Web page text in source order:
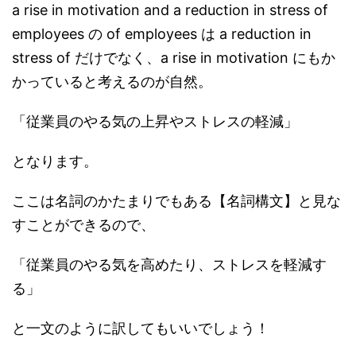
a rise in motivation and a reduction in stress of
employees の of employees は a reduction in
stress of だけでなく、a rise in motivation にもか
かっていると考えるのが自然。
「従業員のやる気の上昇やストレスの軽減」
となります。
ここは名詞のかたまりでもある【名詞構文】と見な
すことができるので、
「従業員のやる気を高めたり、ストレスを軽減す
る」
と一文のように訳してもいいでしょう！